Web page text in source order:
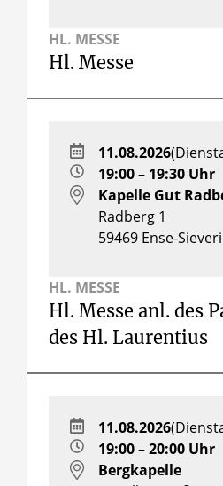
HL. MESSE
Hl. Messe
HL. MESSE
Hl. Messe anl. des
des Hl. Laurentius
11.08.2026
19:00 – 19:30 Uhr
Kapelle Gut
Radberg 1
59469 Ense-
11.08.2026
19:00 – 20:00 Uhr
Bergkapelle